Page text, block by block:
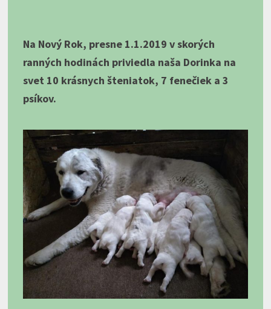
Na Nový Rok, presne 1.1.2019 v skorých
ranných hodinách priviedla naša Dorinka na
svet 10 krásnych šteniatok, 7 fenečiek a 3
psíkov.